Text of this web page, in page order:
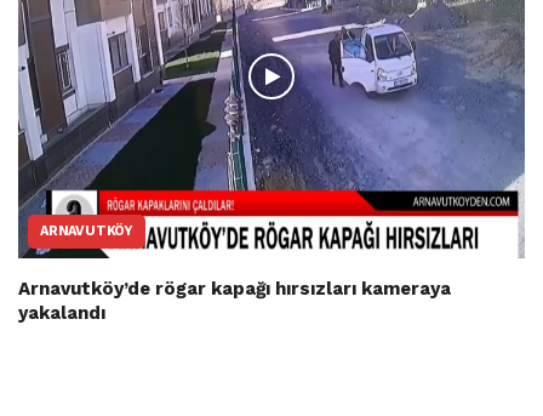
ARNAVUTKÖY
Arnavutköy’de rögar kapağı hırsızları kameraya
yakalandı